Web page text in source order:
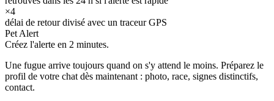
×4
délai de retour divisé avec un traceur GPS
Pet Alert
Créez l'alerte en 2 minutes.
Une fugue arrive toujours quand on s'y attend le moins. Préparez le
profil de votre chat dès maintenant : photo, race, signes distinctifs,
contact.